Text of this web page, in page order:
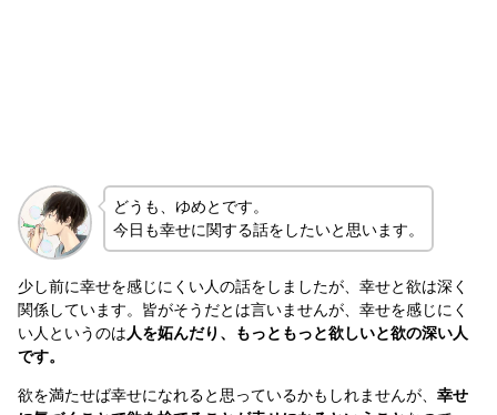
どうも、ゆめとです。
今日も幸せに関する話をしたいと思います。
少し前に幸せを感じにくい人の話をしましたが、幸せと欲は深く
関係しています。皆がそうだとは言いませんが、幸せを感じにく
い人というのは 人を妬んだり、もっともっと欲しいと欲の深い人
です。
欲を満たせば幸せになれると思っているかもしれませんが、 幸せ